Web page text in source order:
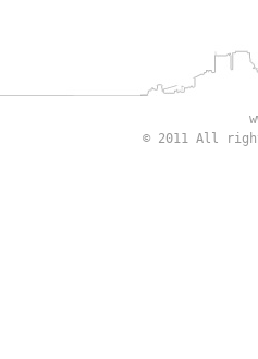
© 2011 All